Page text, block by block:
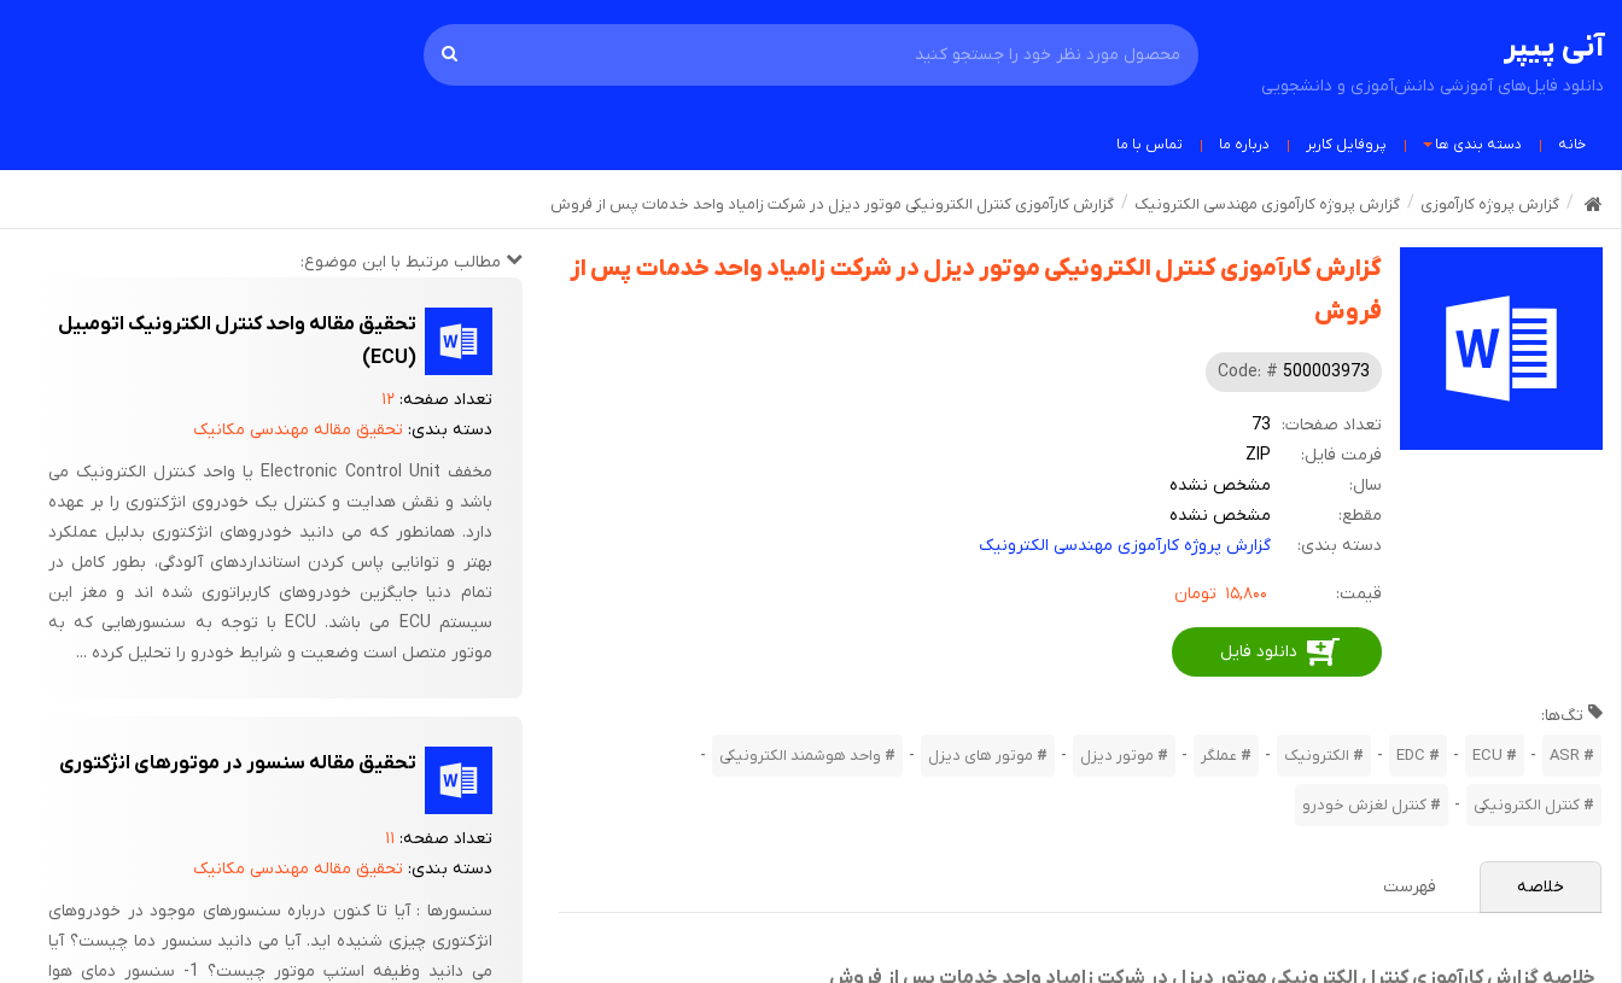
آنی پیپر
دانلود فایل‌های آموزشی دانش‌آموزی و دانشجویی
خانه دسته بندی ها پروفایل کاربر درباره ما تماس با ما
گزارش پروژه کارآموزی گزارش پروژه کارآموزی مهندسی الکترونیک گزارش کارآموزی کنترل الکترونیکی موتور دیزل در شرکت زامیاد واحد خدمات پس از فروش
گزارش کارآموزی کنترل الکترونیکی موتور دیزل در شرکت زامیاد واحد خدمات پس از
فروش
Code: # 500003973
تعداد صفحات: 73
فرمت فایل:
ZIP
سال:
مشخص نشده
مقطع:
مشخص نشده
دسته بندی:
گزارش پروژه کارآموزی مهندسی الکترونیک
قیمت: ۱۵,۸۰۰ تومان
دانلود فایل
تگ‌ها:
ASR
-
ECU
-
EDC
- الکترونیک - عملگر - موتور دیزل - موتور های دیزل - واحد هوشمند الکترونیکی -
کنترل الکترونیکی - کنترل لغزش خودرو
خلاصه فهرست
خلاصه گزارش کارآموزی کنترل الکترونیکی موتور دیزل در شرکت زامیاد واحد خدمات پس از فروش
مطالب مرتبط با این موضوع:
تحقیق مقاله واحد کنترل الکترونیک اتومبیل
(ECU)
تعداد صفحه:۱۲
دسته بندی: تحقیق مقاله مهندسی مکانیک
مخفف Electronic Control Unit یا واحد کنترل الکترونیک می
باشد و نقش هدایت و کنترل یک خودروی انژکتوری را بر عهده
دارد. همانطور که می دانید خودروهای انژکتوری بدلیل عملکرد
بهتر و توانایی پاس کردن استانداردهای آلودگی، بطور کامل در
تمام دنیا جایگزین خودروهای کاربراتوری شده اند و مغز این
سیستم ECU می باشد. ECU با توجه به سنسورهایی که به
موتور متصل است وضعیت و شرایط خودرو را تحلیل کرده ...
تحقیق مقاله سنسور در موتورهای انژکتوری
تعداد صفحه: ۱۱
دسته بندی: تحقیق مقاله مهندسی مکانیک
سنسورها : آیا تا کنون درباره سنسورهای موجود در خودروهای
انژکتوری چیزی شنیده اید. آیا می دانید سنسور دما چیست؟ آیا
می دانید وظیفه استپ موتور چیست؟ 1- سنسور دمای هوا